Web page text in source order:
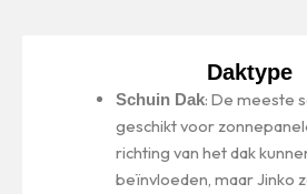
Daktype
Schuin Dak: De meeste
geschikt voor
richting van het dak
beïnvloeden, maar Jinko